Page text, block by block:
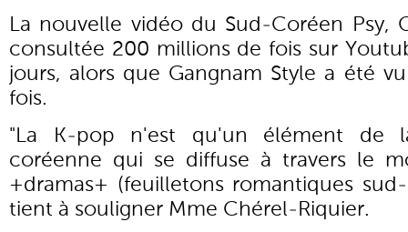
La nouvelle vidéo du Sud-Coréen Psy,
consultée 200 millions de fois sur
jours, alors que Gangnam Style a été
fois.
"La K-pop n'est qu'un élément de
coréenne qui se diffuse à travers le
+dramas+ (feuilletons romantiques
tient à souligner Mme Chérel-Riquier.